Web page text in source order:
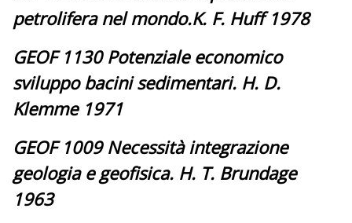
petrolifera nel mondo.K. F. Huff 1978
GEOF 1130 Potenziale economico
sviluppo bacini sedimentari. H. D.
Klemme 1971
GEOF 1009 Necessità integrazione
geologia e geofisica. H. T. Brundage
1963